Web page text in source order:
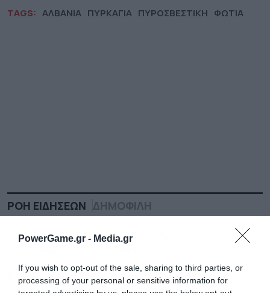
PowerGame.gr - Media.gr
If you wish to opt-out of the sale, sharing to third parties, or
processing of your personal or sensitive information for
TAGS: ΑΛΒΑΝΙΑ ΠΥΡΚΑΓΙΑ ΠΥΡΟΣΒΕΣΤΙΚΗ ΦΩΤΙΑ
ΡΟΗ ΕΙΔΗΣΕΩΝ ΔΗΜΟΦΙΛΗ
13:27 Σε επιφυλακή η γγ Πολιτικής Προστασίας για τους
13:11
Alpha Bank: Ευνοϊκές προοπτικές για το διαθέσιμο
εισόδημα και την περιουσιακή θέση των ελληνικών